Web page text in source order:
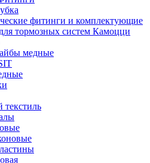
фитинги и комплектующие
тормозных систем Камоцци
медные